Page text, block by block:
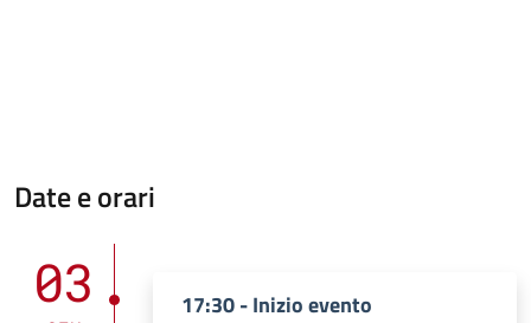
Date e orari
03 17:30 - Inizio evento